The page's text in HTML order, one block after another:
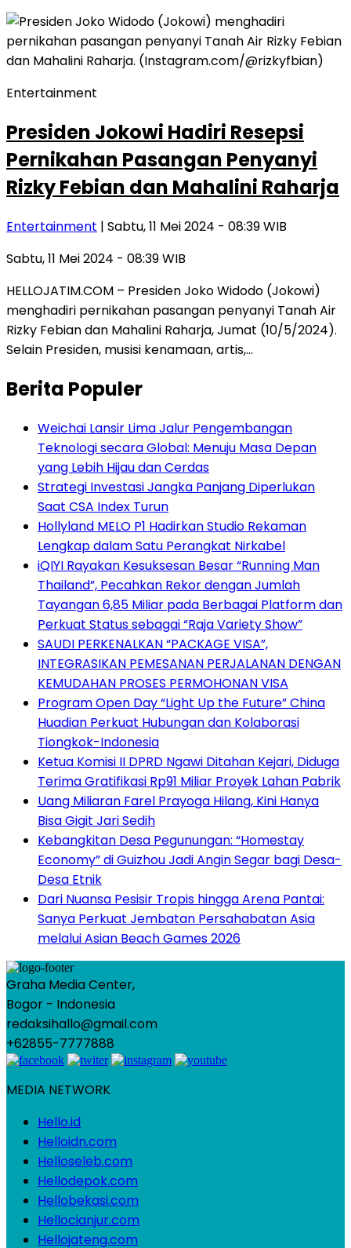
Entertainment
Presiden Jokowi Hadiri Resepsi
Pernikahan Pasangan Penyanyi
Rizky Febian dan Mahalini Raharja
Entertainment | Sabtu, 11 Mei 2024 - 08:39 WIB
Sabtu, 11 Mei 2024 - 08:39 WIB
HELLOJATIM.COM – Presiden Joko Widodo (Jokowi)
menghadiri pernikahan pasangan penyanyi Tanah Air
Rizky Febian dan Mahalini Raharja, Jumat (10/5/2024).
Selain Presiden, musisi kenamaan, artis,…
Berita Populer
Weichai Lansir Lima Jalur Pengembangan
Teknologi secara Global: Menuju Masa Depan
yang Lebih Hijau dan Cerdas
Strategi Investasi Jangka Panjang Diperlukan
Saat CSA Index Turun
Hollyland MELO P1 Hadirkan Studio Rekaman
Lengkap dalam Satu Perangkat Nirkabel
iQIYI Rayakan Kesuksesan Besar “Running Man
Thailand”, Pecahkan Rekor dengan Jumlah
Tayangan 6,85 Miliar pada Berbagai Platform dan
Perkuat Status sebagai “Raja Variety Show”
SAUDI PERKENALKAN “PACKAGE VISA”,
INTEGRASIKAN PEMESANAN PERJALANAN DENGAN
KEMUDAHAN PROSES PERMOHONAN VISA
Program Open Day “Light Up the Future” China
Huadian Perkuat Hubungan dan Kolaborasi
Tiongkok-Indonesia
Ketua Komisi II DPRD Ngawi Ditahan Kejari, Diduga
Terima Gratifikasi Rp91 Miliar Proyek Lahan Pabrik
Uang Miliaran Farel Prayoga Hilang, Kini Hanya
Bisa Gigit Jari Sedih
Kebangkitan Desa Pegunungan: “Homestay
Economy” di Guizhou Jadi Angin Segar bagi Desa-
Desa Etnik
Dari Nuansa Pesisir Tropis hingga Arena Pantai:
Sanya Perkuat Jembatan Persahabatan Asia
melalui Asian Beach Games 2026
Graha Media Center,
Bogor - Indonesia
redaksihallo@gmail.com
+62855-7777888
MEDIA NETWORK
Hello.id
Helloidn.com
Helloseleb.com
Hellodepok.com
Hellobekasi.com
Hellocianjur.com
Hellojateng.com